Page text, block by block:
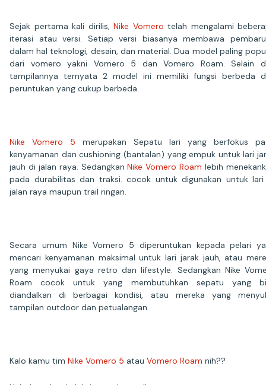
Sejak pertama kali dirilis, Nike Vomero telah mengalami
iterasi atau versi. Setiap versi biasanya membawa
dalam hal teknologi, desain, dan material. Dua model paling
dari vomero yakni Vomero 5 dan Vomero Roam. Selain
tampilannya ternyata 2 model ini memiliki fungsi berbeda
peruntukan yang cukup berbeda.
Nike Vomero 5 merupakan Sepatu lari yang berfokus
kenyamanan dan cushioning (bantalan) yang empuk untuk lari
jauh di jalan raya. SedangkanNike Vomero Roamlebih
pada durabilitas dan traksi. cocok untuk digunakan untuk
jalan raya maupun trail ringan.
Secara umum Nike Vomero 5 diperuntukan kepada pelari
mencari kenyamanan maksimal untuk lari jarak jauh, atau
yang menyukai gaya retro dan lifestyle. Sedangkan Nike
Roam cocok untuk yang membutuhkan sepatu yang
diandalkan di berbagai kondisi, atau mereka yang
tampilan outdoor dan petualangan.
Kalo kamu tim Nike Vomero 5 atau Vomero Roam nih??